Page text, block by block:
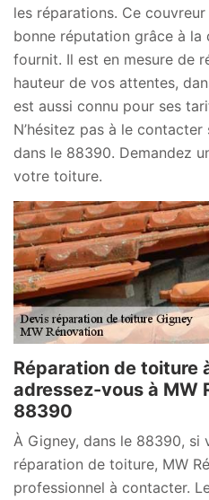
les réparations. Ce
bonne réputation grâce à la
fournit. Il est en mesure de
hauteur de vos attentes,
est aussi connu pour ses
N’hésitez pas à le
dans le 88390. Demandez
votre toiture.
Réparation de toiture
adressez-vous à MW
88390
À Gigney, dans le 88390, si
réparation de toiture, MW
professionnel à contacter.